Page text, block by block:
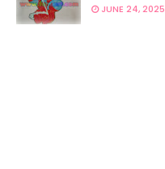
JUNE 24, 2025